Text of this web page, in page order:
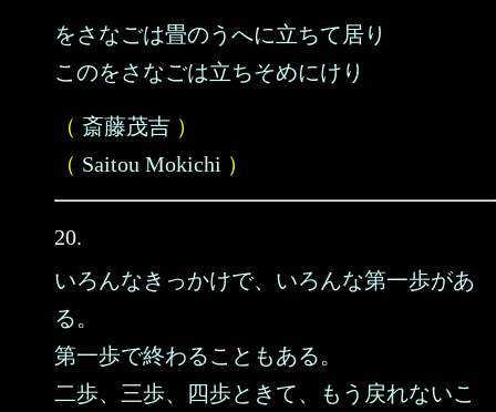
をさなごは畳のうへに立ちて居り
このをさなごは立ちそめにけり
（ 斎藤茂吉 ）
（ Saitou Mokichi ）
20.
いろんなきっかけで、いろんな第一歩があ
る。
第一歩で終わることもある。
二歩、三歩、四歩ときて、もう戻れないこ